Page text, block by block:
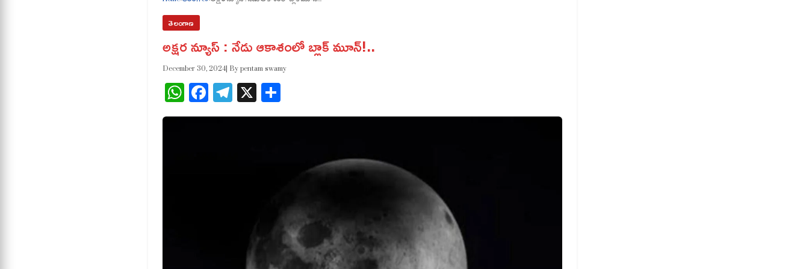
తెలంగాణ
అక్షర న్యూస్ : నేడు ఆకాశంలో బ్లాక్ మూన్!..
December 30, 2024| By pentam swamy
WhatsApp
Facebook
Telegram
X